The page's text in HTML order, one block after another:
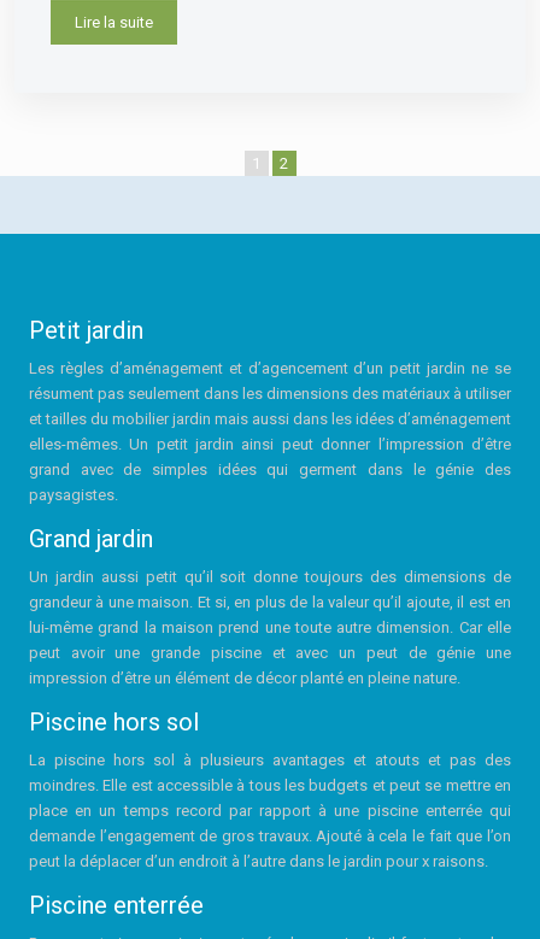
Lire la suite
1 2
Petit jardin
Les règles d’aménagement et d’agencement d’un petit jardin ne se
résument pas seulement dans les dimensions des matériaux à utiliser
et tailles du mobilier jardin mais aussi dans les idées d’aménagement
elles-mêmes. Un petit jardin ainsi peut donner l’impression d’être
grand avec de simples idées qui germent dans le génie des
paysagistes.
Grand jardin
Un jardin aussi petit qu’il soit donne toujours des dimensions de
grandeur à une maison. Et si, en plus de la valeur qu’il ajoute, il est en
lui-même grand la maison prend une toute autre dimension. Car elle
peut avoir une grande piscine et avec un peut de génie une
impression d’être un élément de décor planté en pleine nature.
Piscine hors sol
La piscine hors sol à plusieurs avantages et atouts et pas des
moindres. Elle est accessible à tous les budgets et peut se mettre en
place en un temps record par rapport à une piscine enterrée qui
demande l’engagement de gros travaux. Ajouté à cela le fait que l’on
peut la déplacer d’un endroit à l’autre dans le jardin pour x raisons.
Piscine enterrée